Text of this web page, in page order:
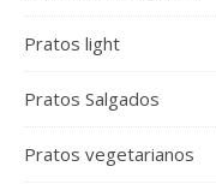
Pratos light
Pratos Salgados
Pratos vegetarianos